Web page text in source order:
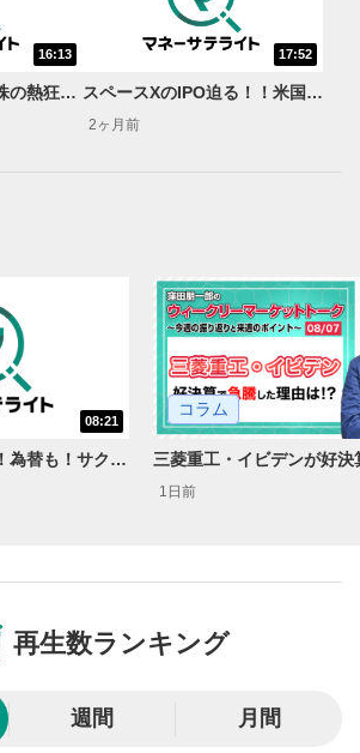
度の設定
速度の変更ができます。
示されます。再度クリックすると元
16:13
AIインフラ・メモリ株の熱狂継続！最強の逆張り×エヌビディアサプライズ＜米国マーケットダイジェスト5/27号＞
17:52
スペースXのIPO迫る！！米国株市場への影響は？＜米国マーケットダイジェスト6/10号＞
2ヶ月前
08:21
【8/10～8/14】株も！為替も！サクッと！来週のマーケット見通し＜Next View＞
コラム
1日前
再生数ランキング
週間 月間